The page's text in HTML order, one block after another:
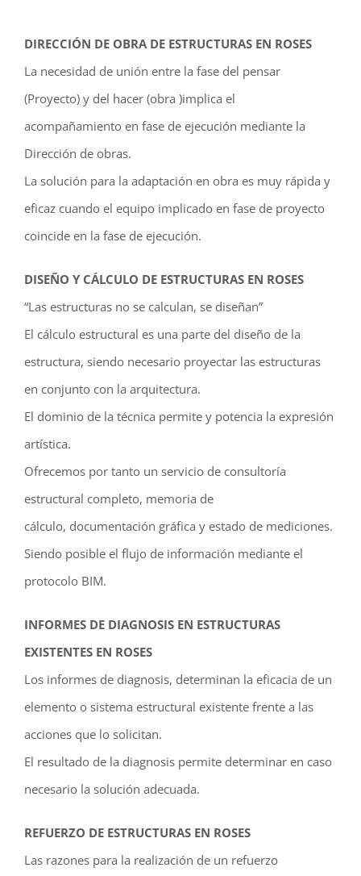
DIRECCIÓN DE OBRA DE ESTRUCTURAS EN ROSES
La necesidad de unión entre la fase del pensar
(Proyecto) y del hacer (obra )implica el
acompañamiento en fase de ejecución mediante la
Dirección de obras.
La solución para la adaptación en obra es muy rápida y
eficaz cuando el equipo implicado en fase de proyecto
coincide en la fase de ejecución.
DISEÑO Y CÁLCULO DE ESTRUCTURAS EN ROSES
“Las estructuras no se calculan, se diseñan”
El cálculo estructural es una parte del diseño de la
estructura, siendo necesario proyectar las estructuras
en conjunto con la arquitectura.
El dominio de la técnica permite y potencia la expresión
artística.
Ofrecemos por tanto un servicio de consultoría
estructural completo, memoria de
cálculo, documentación gráfica y estado de mediciones.
Siendo posible el flujo de información mediante el
protocolo BIM.
INFORMES DE DIAGNOSIS EN ESTRUCTURAS
EXISTENTES EN ROSES
Los informes de diagnosis, determinan la eficacia de un
elemento o sistema estructural existente frente a las
acciones que lo solicitan.
El resultado de la diagnosis permite determinar en caso
necesario la solución adecuada.
REFUERZO DE ESTRUCTURAS EN ROSES
Las razones para la realización de un refuerzo